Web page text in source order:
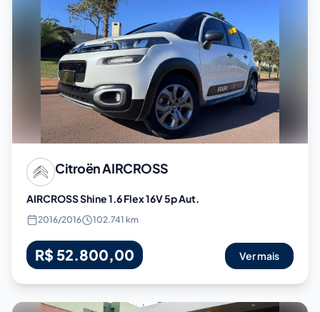
CitroënAIRCROSS
AIRCROSS Shine 1.6 Flex 16V 5p Aut.
2016/2016 102.741 km
R$ 52.800,00 Ver mais